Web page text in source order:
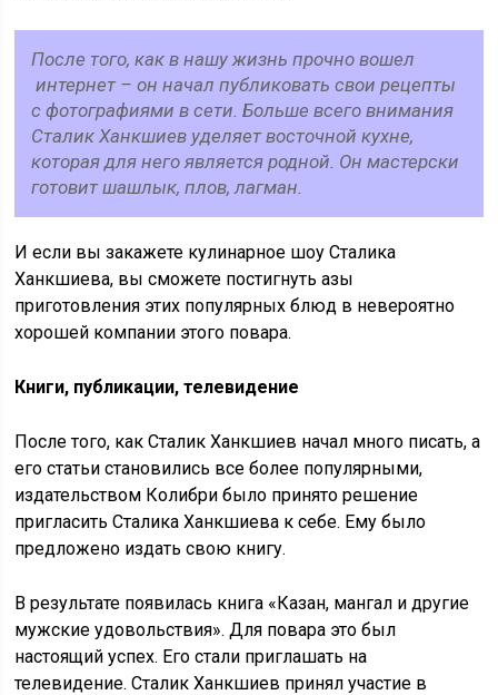
После того, как в нашу жизнь прочно вошел
интернет – он начал публиковать свои рецепты
с фотографиями в сети. Больше всего внимания
Сталик Ханкшиев уделяет восточной кухне,
которая для него является родной. Он мастерски
готовит шашлык, плов, лагман.
И если вы закажете кулинарное шоу Сталика
Ханкшиева, вы сможете постигнуть азы
приготовления этих популярных блюд в невероятно
хорошей компании этого повара.
Книги, публикации, телевидение
После того, как Сталик Ханкшиев начал много писать, а
его статьи становились все более популярными,
издательством Колибри было принято решение
пригласить Сталика Ханкшиева к себе. Ему было
предложено издать свою книгу.
В результате появилась книга «Казан, мангал и другие
мужские удовольствия». Для повара это был
настоящий успех. Его стали приглашать на
телевидение. Сталик Ханкшиев принял участие в